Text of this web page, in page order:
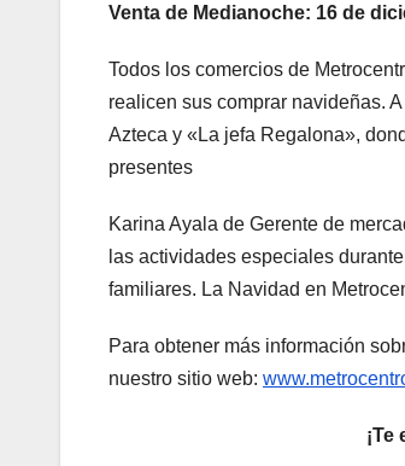
Venta de Medianoche: 16 de
Todos los comercios de
realicen sus comprar navideñas.
Azteca y «La jefa Regalona»,
presentes
Karina Ayala de Gerente de
las actividades especiales
familiares. La Navidad en
Para obtener más información
nuestro sitio web: